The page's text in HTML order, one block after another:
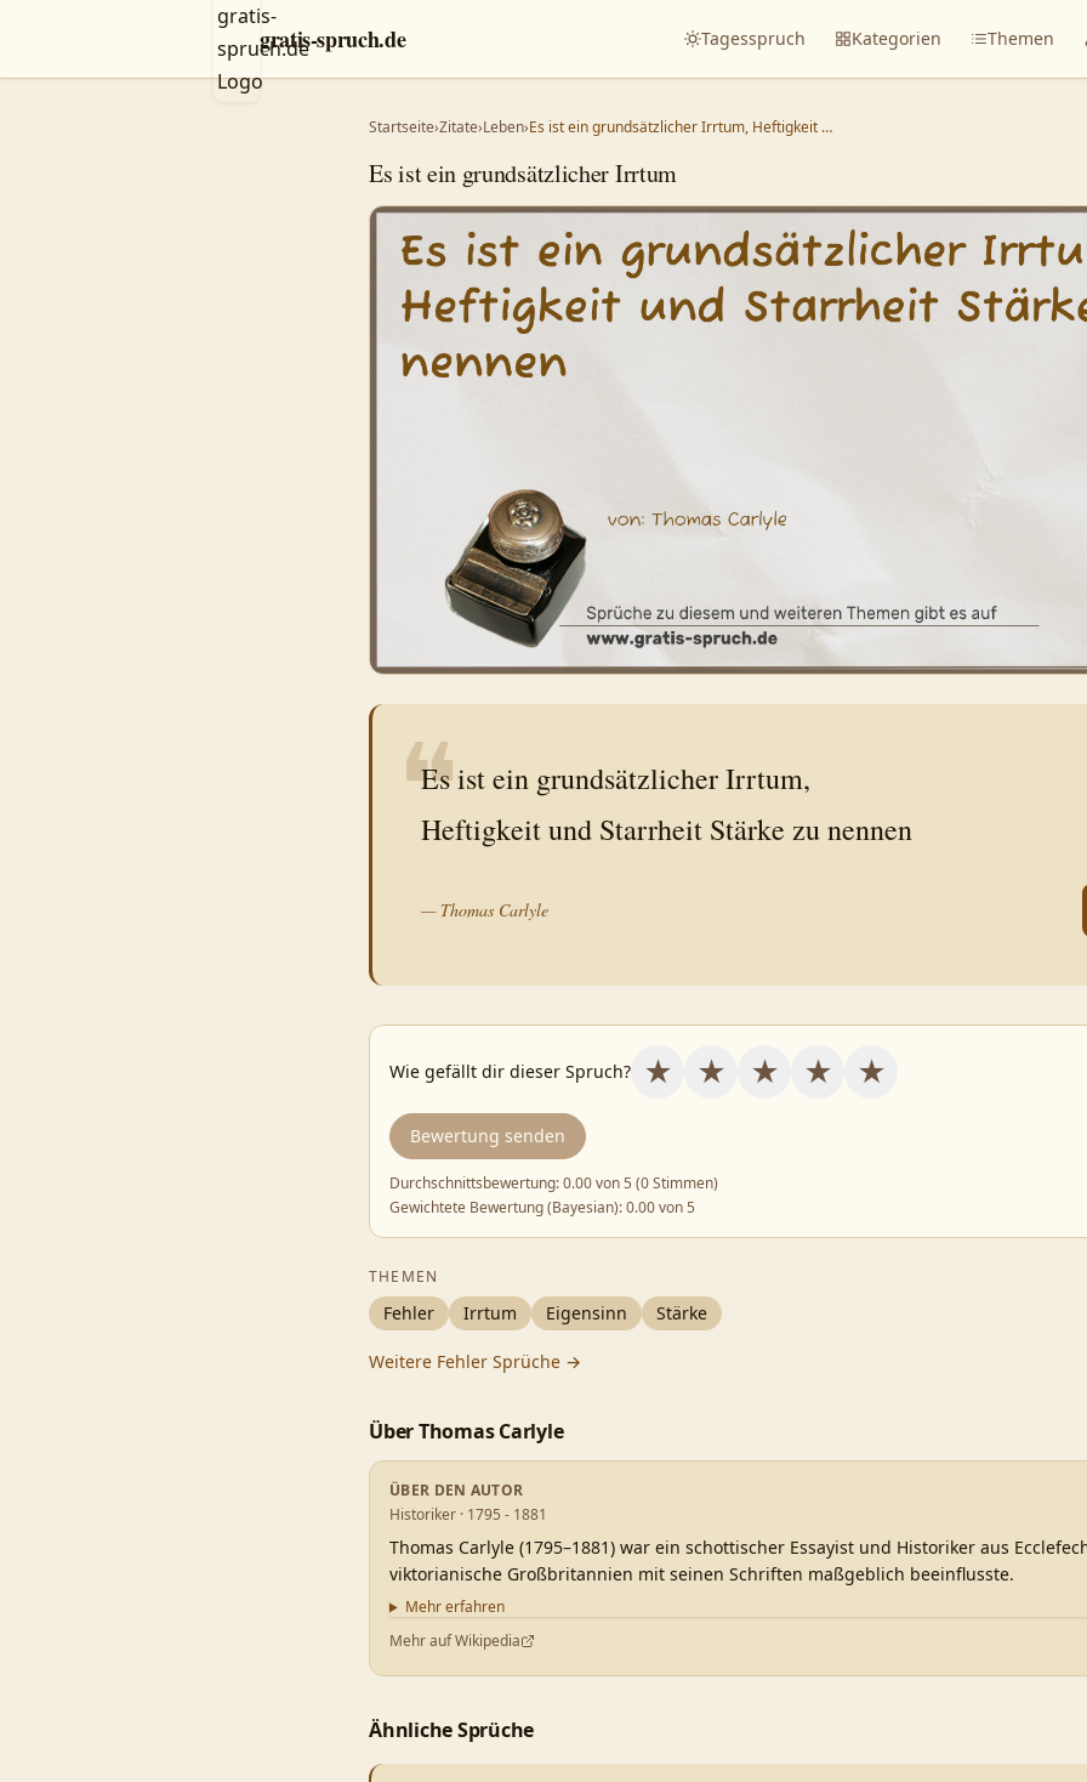
gratis-spruch.de Tagesspruch Kategorien Themen
Startseite›Zitate›Leben›Es ist ein grundsätzlicher Irrtum, Heftigkeit …
Es ist ein grundsätzlicher Irrtum
❝
Es ist ein grundsätzlicher Irrtum,
— Thomas Carlyle
Wie gefällt dir dieser Spruch? ★ ★ ★ ★ ★
Bewertung senden
Durchschnittsbewertung:0.00von 5 (0 Stimmen)
Gewichtete Bewertung (Bayesian):0.00von 5
THEMEN
Fehler Irrtum Eigensinn Stärke
Weitere Fehler Sprüche →
ÜberThomas Carlyle
ÜBER DEN AUTOR
Historiker · 1795 - 1881
Thomas Carlyle (1795–1881) war ein schottischer Essayist und Historiker aus
viktorianische Großbritannien mit seinen Schriften maßgeblich beeinflusste.
Mehr erfahren
Mehr auf Wikipedia
Ähnliche Sprüche